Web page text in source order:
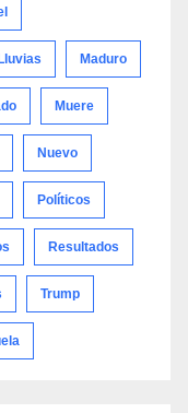
Lluvias Maduro
Muere
Nuevo
Políticos
Resultados
Trump